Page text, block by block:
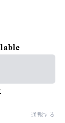
通報する